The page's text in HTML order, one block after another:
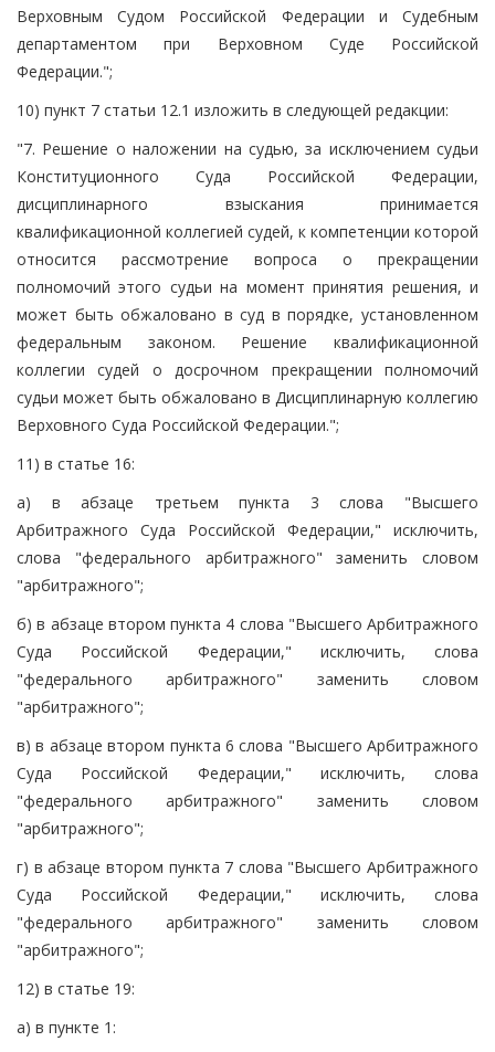
Верховным Судом Российской Федерации и Судебным
департаментом при Верховном Суде Российской
Федерации.";
10) пункт 7 статьи 12.1 изложить в следующей редакции:
"7. Решение о наложении на судью, за исключением судьи
Конституционного Суда Российской Федерации,
дисциплинарного взыскания принимается
квалификационной коллегией судей, к компетенции которой
относится рассмотрение вопроса о прекращении
полномочий этого судьи на момент принятия решения, и
может быть обжаловано в суд в порядке, установленном
федеральным законом. Решение квалификационной
коллегии судей о досрочном прекращении полномочий
судьи может быть обжаловано в Дисциплинарную коллегию
Верховного Суда Российской Федерации.";
11) в статье 16:
а) в абзаце третьем пункта 3 слова "Высшего
Арбитражного Суда Российской Федерации," исключить,
слова "федерального арбитражного" заменить словом
"арбитражного";
б) в абзаце втором пункта 4 слова "Высшего Арбитражного
Суда Российской Федерации," исключить, слова
"федерального арбитражного" заменить словом
"арбитражного";
в) в абзаце втором пункта 6 слова "Высшего Арбитражного
Суда Российской Федерации," исключить, слова
"федерального арбитражного" заменить словом
"арбитражного";
г) в абзаце втором пункта 7 слова "Высшего Арбитражного
Суда Российской Федерации," исключить, слова
"федерального арбитражного" заменить словом
"арбитражного";
12) в статье 19:
а) в пункте 1: